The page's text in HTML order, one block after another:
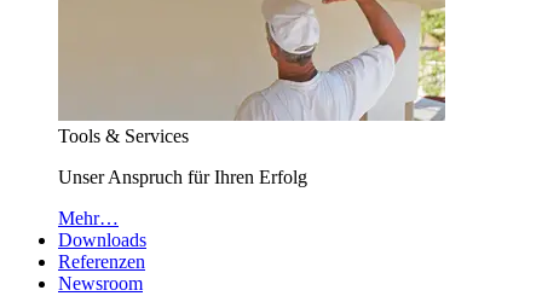
Tools & Services
Unser Anspruch für Ihren Erfolg
Mehr…
Downloads
Referenzen
Newsroom